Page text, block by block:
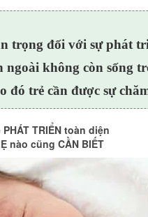
trọng đối với sự phát
không còn sống
trẻ cần được sự
TRIỂN toàn diện
nào cũng CẦN BIẾT